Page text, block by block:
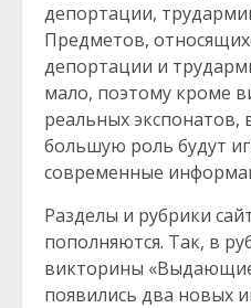
депортации,
Предметов,
депортации и
мало, поэтому кроме
реальных
большую роль будут
современные
Разделы и рубрики
пополняются. Так, в
викторины
появились два новых